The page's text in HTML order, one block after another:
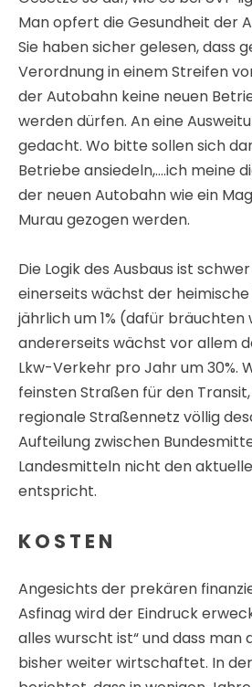
Lkw-Verkehr pro Jahr um 30%.
feinsten Straßen für den
regionale Straßennetz völlig
Aufteilung zwischen
Landesmitteln nicht den
entspricht.
K O S T E N
Asfinag wird der Eindruck
alles wurscht ist“ und dass man
bisher weiter wirtschaftet. In
berichtet, dass in wenigen
Schuldenstand der Asfinag bei
Allein die Zinsen dafür sind
wirtschaftet meiner Ansicht
unternehmerische
Staatsbetrieb, wen wundert’s.
darin liegen, dass es keine
künftigen Mauteinnahmen (sie
beträgt beim Lkw-Verkehr nur
Unternehmer nur 21% meiner
Verkaufsprodukt erlöse, wäre
bankrott. Für die Asfinag gilt